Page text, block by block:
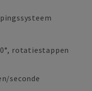
rotatiestappen
seconde